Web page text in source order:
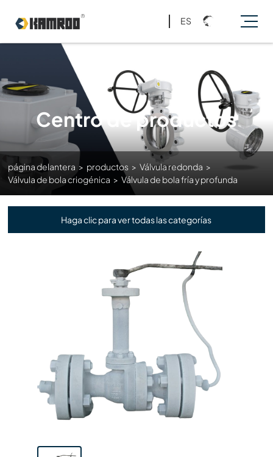
ES
Centro de productos
página delantera > productos > Válvula redonda >
Válvula de bola criogénica > Válvula de bola fría y profunda
Haga clic para ver todas las categorías